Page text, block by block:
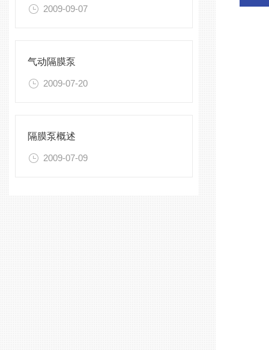
2009-09-07
气动隔膜泵
2009-07-20
隔膜泵概述
2009-07-09